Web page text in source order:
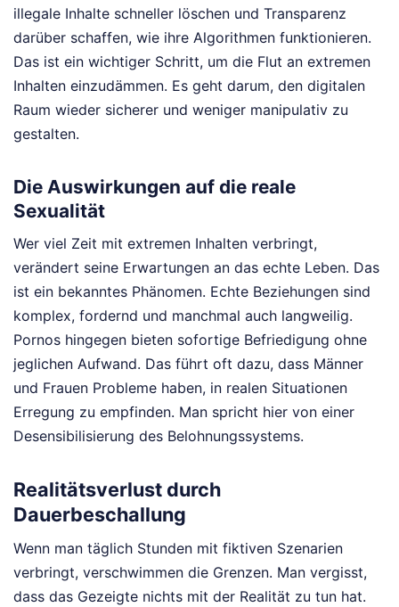
illegale Inhalte schneller löschen und Transparenz
darüber schaffen, wie ihre Algorithmen funktionieren.
Das ist ein wichtiger Schritt, um die Flut an extremen
Inhalten einzudämmen. Es geht darum, den digitalen
Raum wieder sicherer und weniger manipulativ zu
gestalten.
Die Auswirkungen auf die reale
Sexualität
Wer viel Zeit mit extremen Inhalten verbringt,
verändert seine Erwartungen an das echte Leben. Das
ist ein bekanntes Phänomen. Echte Beziehungen sind
komplex, fordernd und manchmal auch langweilig.
Pornos hingegen bieten sofortige Befriedigung ohne
jeglichen Aufwand. Das führt oft dazu, dass Männer
und Frauen Probleme haben, in realen Situationen
Erregung zu empfinden. Man spricht hier von einer
Desensibilisierung des Belohnungssystems.
Realitätsverlust durch
Dauerbeschallung
Wenn man täglich Stunden mit fiktiven Szenarien
verbringt, verschwimmen die Grenzen. Man vergisst,
dass das Gezeigte nichts mit der Realität zu tun hat.